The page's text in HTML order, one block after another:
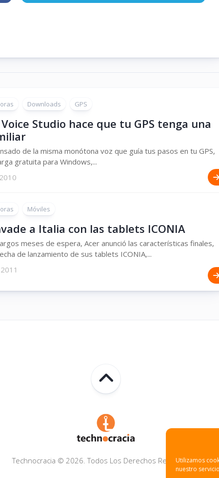
Utilizamos
nuestro
Downloads GPS
Studio hace que tu GPS tenga una
de la misma monótona voz que guía tus pasos en tu GPS,
gratuita para Windows,...
Móviles
a Italia con las tablets ICONIA
meses de espera, Acer anunció las características finales,
de lanzamiento de sus tablets ICONIA,...
Technocracia © 2026. Todos Los Derechos Reservados.